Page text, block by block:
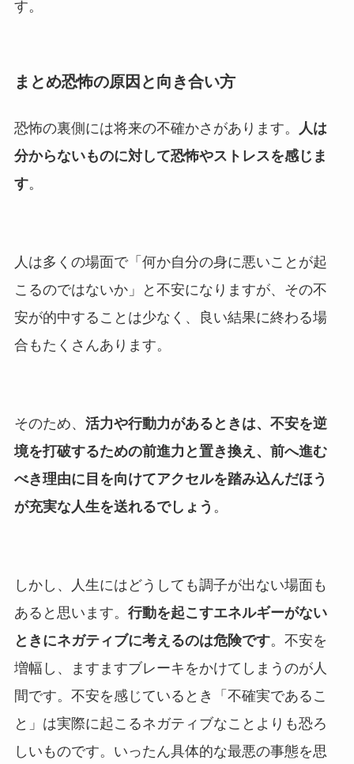
す。
まとめ恐怖の原因と向き合い方
恐怖の裏側には将来の不確かさがあります。
人は
分からないものに対して恐怖やストレスを感じま
す。
人は多くの場面で「何か自分の身に悪いことが起
こるのではないか」と不安になりますが、その不
安が的中することは少なく、良い結果に終わる場
合もたくさんあります。
そのため、 活力や行動力があるときは、不安を逆
境を打破するための前進力と置き換え、前へ進む
べき理由に目を向けてアクセルを踏み込んだほう
が充実な人生を送れるでしょう 。
しかし、人生にはどうしても調子が出ない場面も
あると思います。 行動を起こすエネルギーがない
ときにネガティブに考えるのは危険です。不安を
増幅し、ますますブレーキをかけてしまうのが人
間です。不安を感じているとき「不確実であるこ
と」は実際に起こるネガティブなことよりも恐ろ
しいものです。いったん具体的な最悪の事態を思